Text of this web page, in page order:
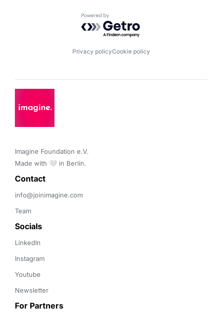
Powered by Getro.com
Privacy policyCookie policy
Imagine Foundation e.V.
Made with 🤍 in Berlin.
Contact
info@joinimagine.com
Team
Socials
LinkedIn
Instagram
Youtube
Newsletter
For Partners